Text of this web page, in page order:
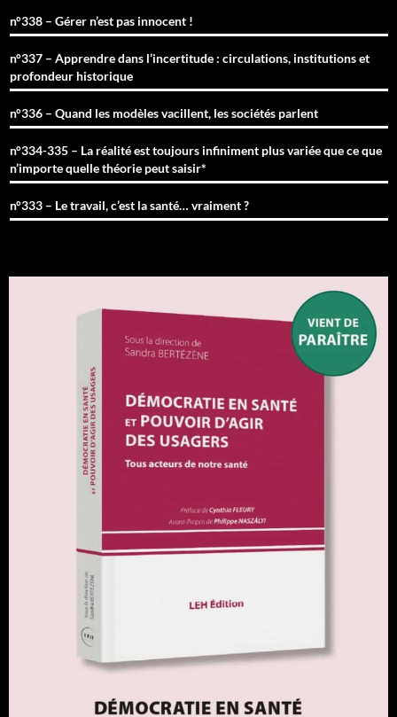
n°338 – Gérer n’est pas innocent !
n°337 – Apprendre dans l’incertitude : circulations, institutions et
profondeur historique
n°336 – Quand les modèles vacillent, les sociétés parlent
n°334-335 – La réalité est toujours infiniment plus variée que ce que
n’importe quelle théorie peut saisir*
n°333 – Le travail, c’est la santé… vraiment ?